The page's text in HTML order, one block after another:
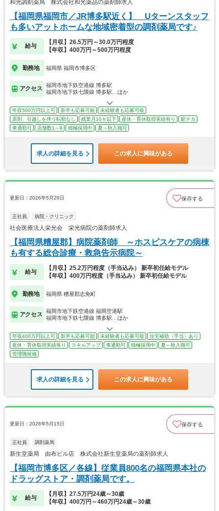
和光調剤薬局 株式会社和光薬品の薬剤師求人
【福岡県福岡市／JR博多駅近く】 Uターンスタッフ
も多いアットホームな地域密着型の調剤薬局です♪
給与
【月収】26.5万円～30.0万円程度
【年収】400万円～500万円程度
勤務地 福岡県 福岡市博多区
アクセス
福岡市地下鉄空港線 博多駅
福岡市地下鉄七隈線 博多駅…ほか
年収500万円以上可 新卒も応募可能
未経験者も応募可能
原則、引越しを伴う転勤なし
残業月10ｈ以下 産休・育休取得実績有り
駅チカ
車通勤可
店舗数1～9 積極採用中 夏～秋入職可
求人の詳細を見る この求人に興味がある
更新日：2026年5月26日 保存する
正社員 病院・クリニック
社会医療法人栄光会 栄光病院の薬剤師求人
【福岡県糟屋郡】病院薬剤師 ～ホスピスケアの病棟
も有する総合診療・救急告示病院～
給与
【月収】25.2万円程度（手当込み） 新卒初任給モデル
【年収】400万円程度（手当込み） 新卒初任給モデル
勤務地 福岡県 糟屋郡志免町
アクセス
福岡市地下鉄空港線 福岡空港駅
福岡市地下鉄七隈線 博多駅…ほか
年収400万円以上可 新卒も応募可能 未経験者も応募可能
住宅補助（手当）あり
産休・育休取得実績有り
スキルアップ 車通勤可 積極採用中
夏～秋入職可
管理職候補
求人の詳細を見る この求人に興味がある
更新日：2026年5月15日 保存する
正社員 調剤薬局
新生堂薬局 由布ビル店 株式会社新生堂薬局の薬剤師求人
【福岡市博多区／各線】従業員800名の福岡県本社の
ドラッグストア・調剤薬局です。
給与
【月収】27.5万円24歳～30歳
【年収】400万円～460万円24歳～30歳